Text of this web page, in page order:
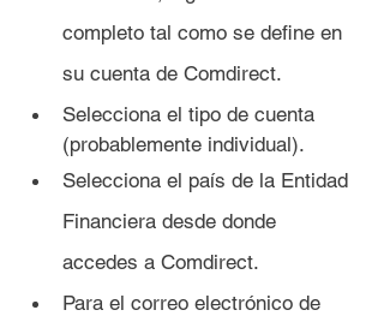
completo tal como se define en
su cuenta de Comdirect.
Selecciona el tipo de cuenta
(probablemente individual).
Selecciona el país de la Entidad
Financiera desde donde
accedes a Comdirect.
Para el correo electrónico de